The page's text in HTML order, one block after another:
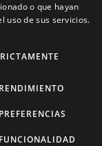
o que hayan
uso de sus servicios.